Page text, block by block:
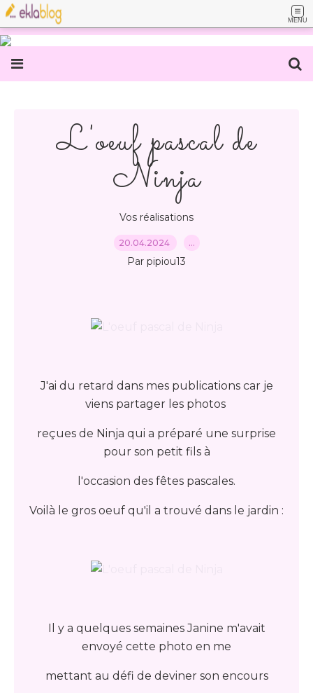
MENU
L'oeuf pascal de
Ninja
Vos réalisations
20.04.2024 …
Par pipiou13
J'ai du retard dans mes publications car je
viens partager les photos
reçues de Ninja qui a préparé une surprise
pour son petit fils à
l'occasion des fêtes pascales.
Voilà le gros oeuf qu'il a trouvé dans le jardin :
Il y a quelques semaines Janine m'avait
envoyé cette photo en me
mettant au défi de deviner son encours